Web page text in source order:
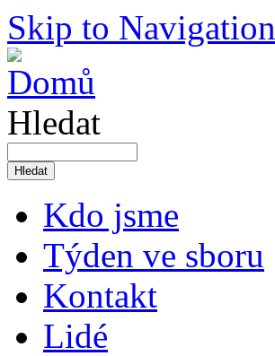
Skip to Navigation
Hledat
Kdo jsme
Týden ve sboru
Kontakt
Lidé